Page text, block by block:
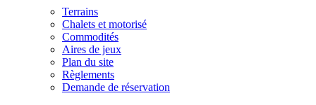
Terrains
Chalets et motorisé
Commodités
Aires de jeux
Plan du site
Règlements
Demande de réservation